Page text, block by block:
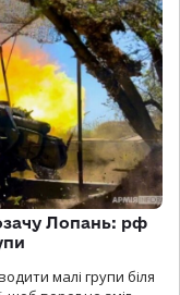
Лопань: рф
малі групи біля